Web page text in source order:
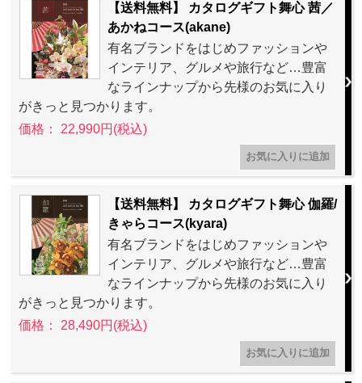
【送料無料】 カタログギフト舞心 茜／
あかねコース(akane)
有名ブランドをはじめファッションや
インテリア、グルメや旅行など…豊富
なラインナップから先様のお気に入り
がきっと見つかります。
価格： 22,990円(税込)
【送料無料】 カタログギフト舞心 伽羅/
きゃらコース(kyara)
有名ブランドをはじめファッションや
インテリア、グルメや旅行など…豊富
なラインナップから先様のお気に入り
がきっと見つかります。
価格： 28,490円(税込)